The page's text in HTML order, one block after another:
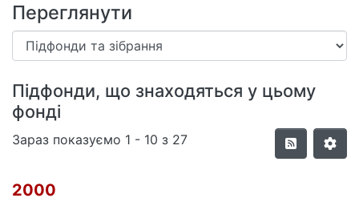
Переглянути
Підфонди, що знаходяться у цьому
фонді
Зараз показуємо 1 - 10 з 27
2000